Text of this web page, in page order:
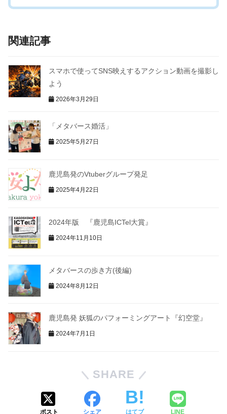
関連記事
スマホで使ってSNS映えするアクション動画を撮影し
よう
2026年3月29日
「メタバース婚活」
2025年5月27日
鹿児島発のVtuberグループ発足
2025年4月22日
2024年版 『鹿児島ICTel大賞』
2024年11月10日
メタバースの歩き方(後編)
2024年8月12日
鹿児島発 妖狐のパフォーミングアート『幻空堂』
2024年7月1日
SHARE
ポスト シェア はてブ LINE